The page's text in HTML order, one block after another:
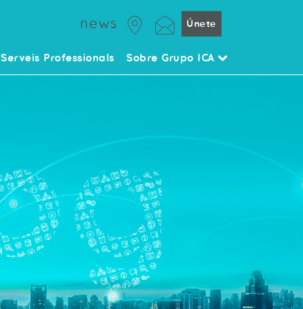
news Únete
Serveis Professionals Sobre Grupo ICA